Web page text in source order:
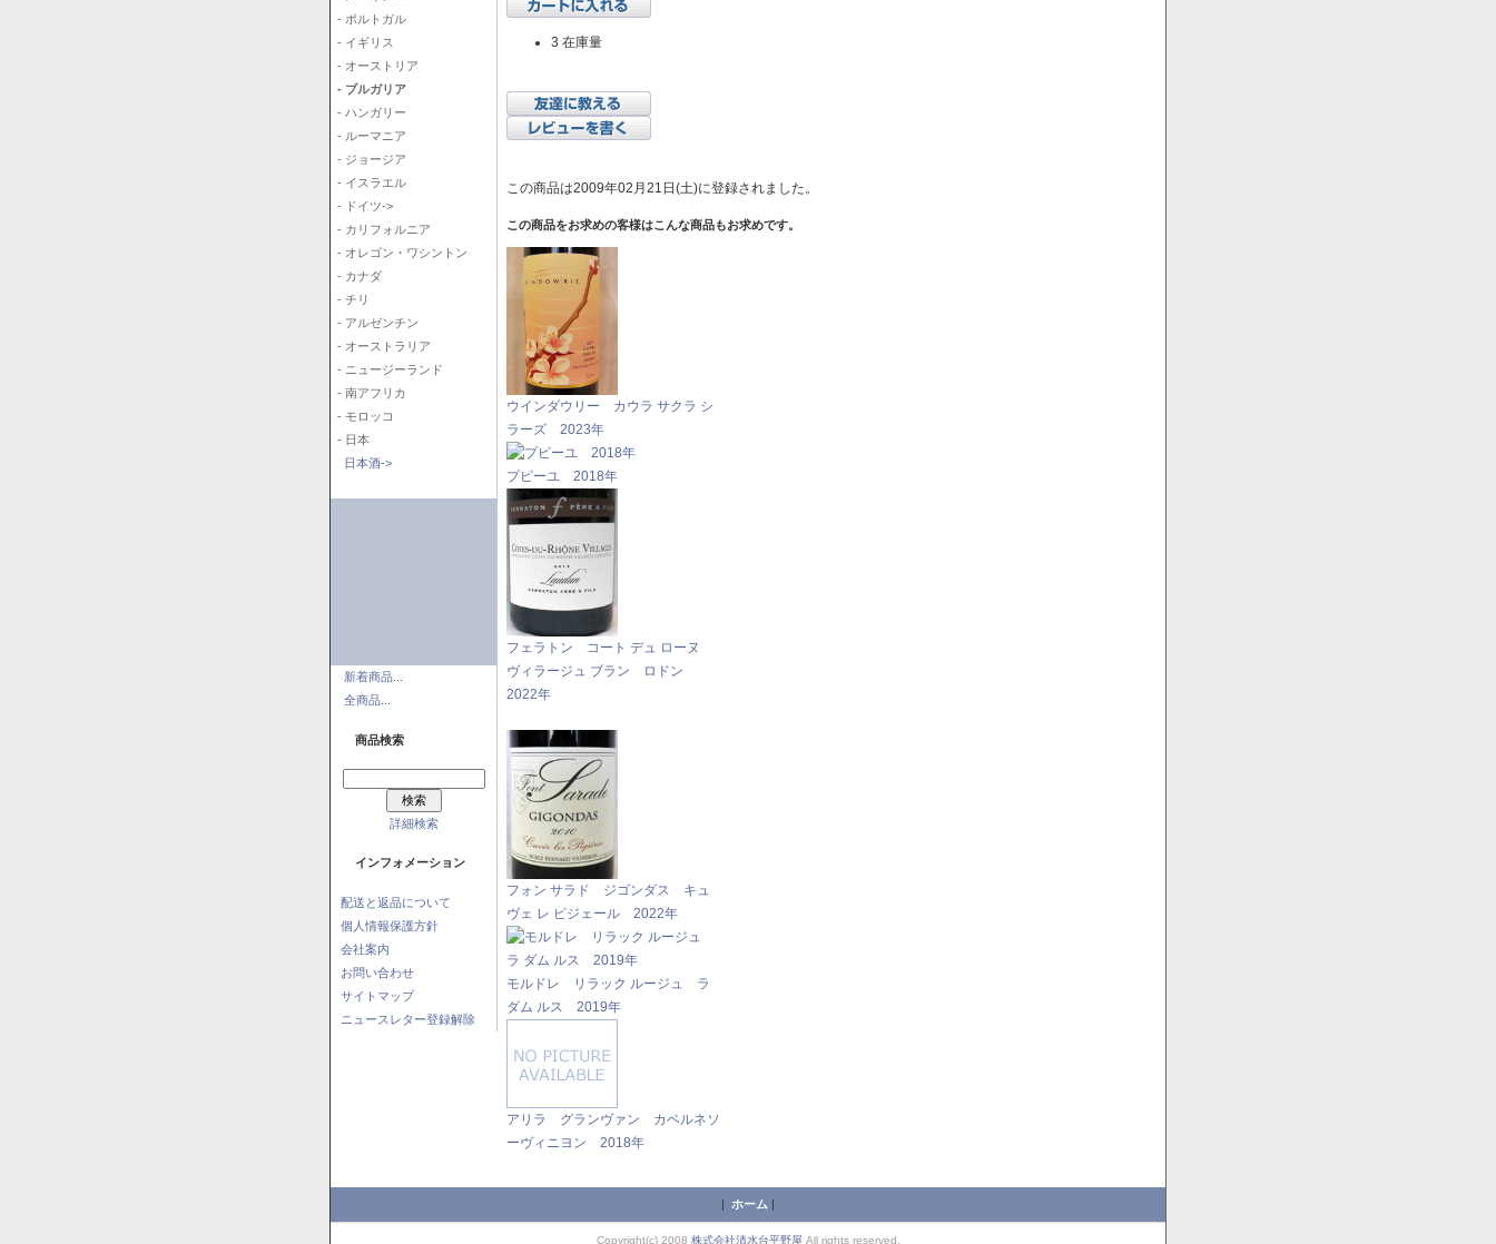
- ポルトガル
- イギリス
- オーストリア
- ブルガリア
- ハンガリー
- ルーマニア
- ジョージア
- イスラエル
- ドイツ->
- カリフォルニア
- オレゴン・ワシントン
- カナダ
- チリ
- アルゼンチン
- オーストラリア
- ニュージーランド
- 南アフリカ
- モロッコ
- 日本
日本酒->
新着商品...
全商品...
商品検索
詳細検索
インフォメーション
配送と返品について
個人情報保護方針
会社案内
お問い合わせ
サイトマップ
ニュースレター登録解除
3 在庫量
この商品は2009年02月21日(土)に登録されました。
この商品をお求めの客様はこんな商品もお求めです。
ウインダウリー カウラ サクラ シ
ラーズ 2023年
プピーユ 2018年
フェラトン コート デュ ローヌ
ヴィラージュ ブラン ロドン
2022年
フォン サラド ジゴンダス キュ
ヴェ レ ピジェール 2022年
モルドレ リラック ルージュ ラ
ダム ルス 2019年
アリラ グランヴァン カベルネソ
ーヴィニヨン 2018年
| ホーム |
Copyright(c) 2008 株式会社清水台平野屋 All rights reserved.